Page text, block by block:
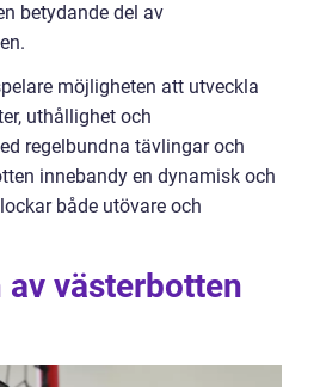
betydande del av
möjligheten att utveckla
uthållighet och
regelbundna tävlingar och
innebandy en dynamisk och
både utövare och
västerbotten